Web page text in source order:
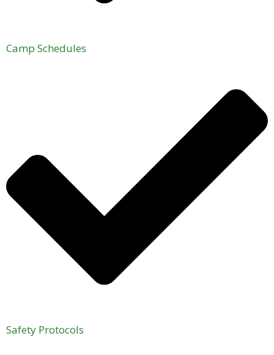
Camp Schedules
Safety Protocols